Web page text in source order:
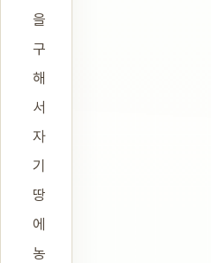
을
구
해
서
자
기
땅
에
농